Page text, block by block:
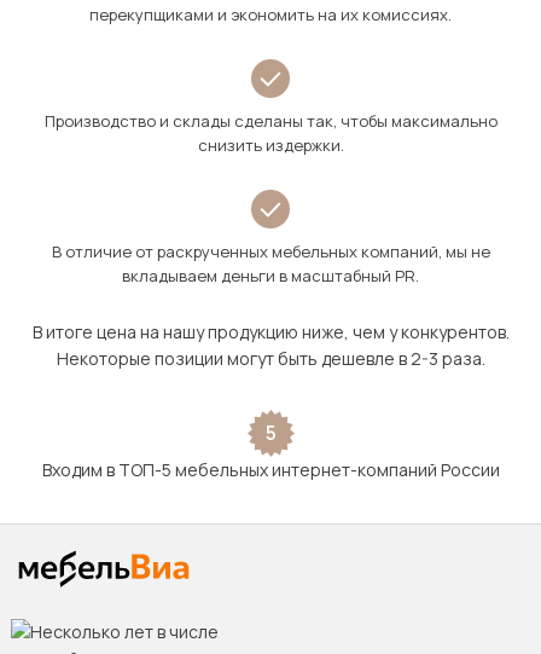
перекупщиками и экономить на их комиссиях.
Производство и склады сделаны так, чтобы максимально
снизить издержки.
В отличие от раскрученных мебельных компаний, мы не
вкладываем деньги в масштабный PR.
В итоге цена на нашу продукцию ниже, чем у конкурентов.
Некоторые позиции могут быть дешевле в 2-3 раза.
5
Входим в ТОП-5 мебельных интернет-компаний России